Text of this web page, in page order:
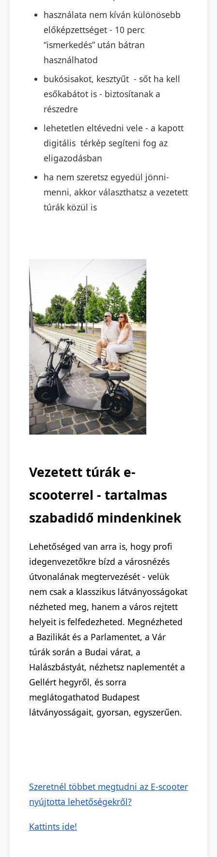
használata nem kíván különösebb
előképzettséget - 10 perc
“ismerkedés” után bátran
használhatod
bukósisakot, kesztyűt - sőt ha kell
esőkabátot is - biztosítanak a
részedre
lehetetlen eltévedni vele - a kapott
digitális térkép segíteni fog az
eligazodásban
ha nem szeretsz egyedül jönni-
menni, akkor választhatsz a vezetett
túrák közül is
Vezetett túrák e-
scooterrel - tartalmas
szabadidő mindenkinek
Lehetőséged van arra is, hogy profi
idegenvezetőkre bízd a városnézés
útvonalának megtervezését - velük
nem csak a klasszikus látványosságokat
nézheted meg, hanem a város rejtett
helyeit is felfedezheted. Megnézheted
a Bazilikát és a Parlamentet, a Vár
túrák során a Budai várat, a
Halászbástyát, nézhetsz naplementét a
Gellért hegyről, és sorra
meglátogathatod Budapest
látványosságait, gyorsan, egyszerűen.
Szeretnél többet megtudni az E-scooter
nyújtotta lehetőségekről?
Kattints ide!